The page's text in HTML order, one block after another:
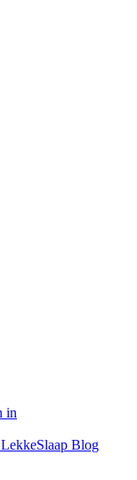
in
LekkeSlaap Blog